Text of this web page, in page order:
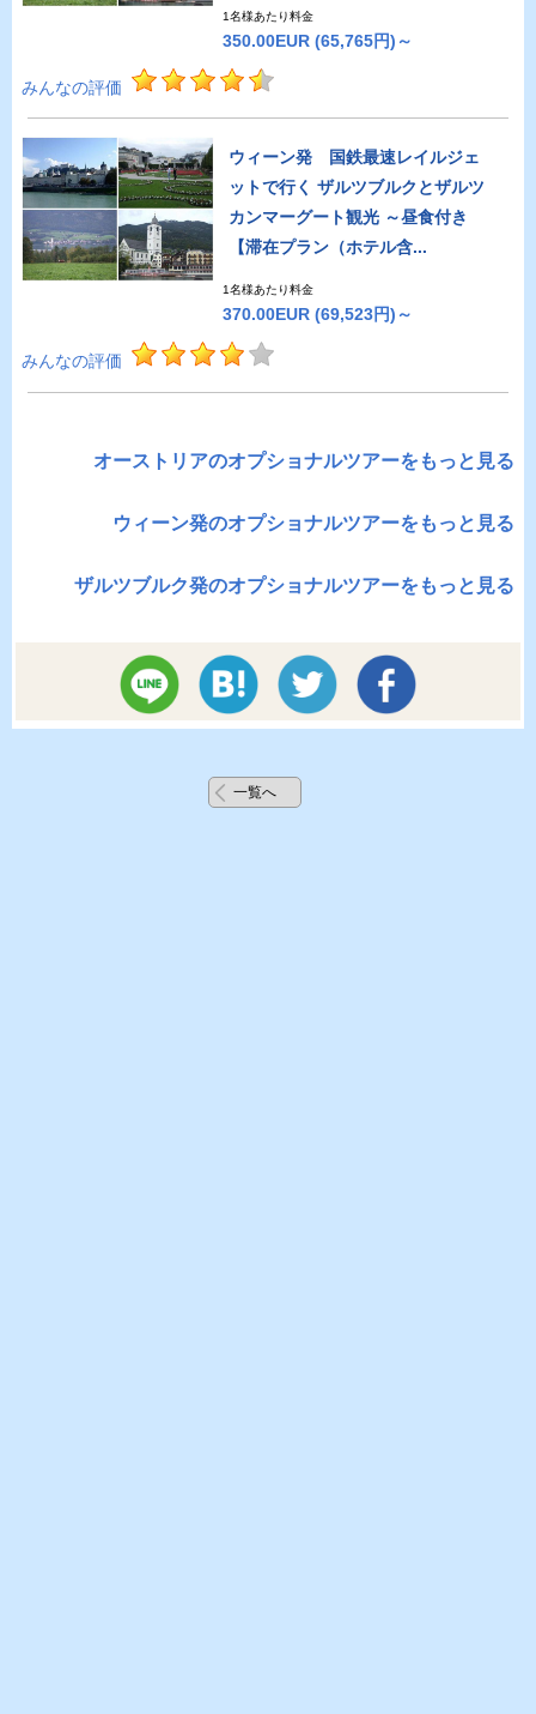
1名様あたり料金
350.00EUR (65,765円)～
みんなの評価
ウィーン発 国鉄最速レイルジェ
ットで行く ザルツブルクとザルツ
カンマーグート観光 ～昼食付き
【滞在プラン（ホテル含...
1名様あたり料金
370.00EUR (69,523円)～
みんなの評価
オーストリアのオプショナルツアーをもっと見る
ウィーン発のオプショナルツアーをもっと見る
ザルツブルク発のオプショナルツアーをもっと見る
一覧へ